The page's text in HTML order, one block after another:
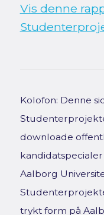
Vis denne
Kolofon: Denne
downloade
Aalborg
trykt form på